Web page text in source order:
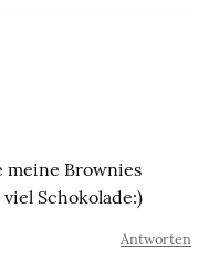
meine Brownies
Schokolade:)
Antworten